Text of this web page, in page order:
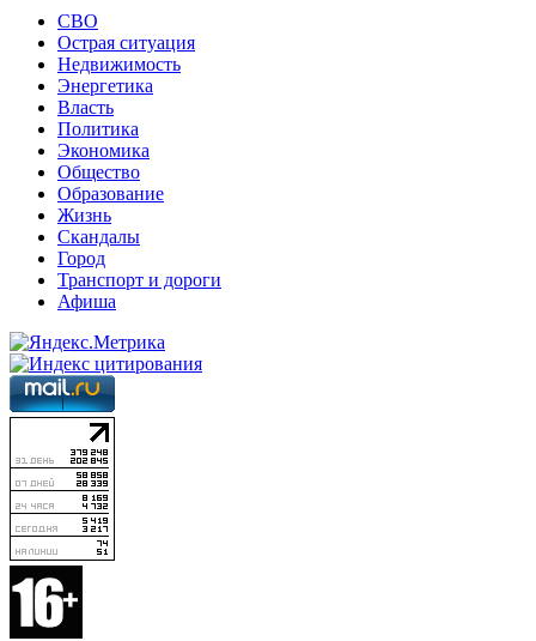
СВО
Острая ситуация
Недвижимость
Энергетика
Власть
Политика
Экономика
Общество
Образование
Жизнь
Скандалы
Город
Транспорт и дороги
Афиша